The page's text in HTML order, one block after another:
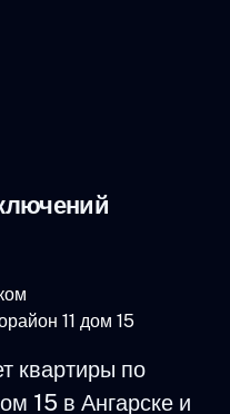
11 дом 15
квартиры по
15 в Ангарске и